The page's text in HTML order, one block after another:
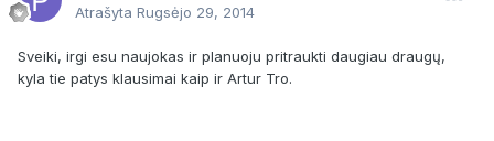
Atrašyta Rugsėjo 29, 2014
Sveiki, irgi esu naujokas ir planuoju pritraukti daugiau draugų,
kyla tie patys klausimai kaip ir Artur Tro.